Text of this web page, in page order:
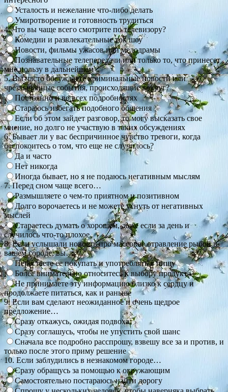
Усталость и нежелание что-либо делать
Умиротворение и готовность трудиться
4. Что вы чаще всего смотрите по телевизору?
Комедии и развлекательные ток шоу
Новости, фильмы ужасов или мелодрамы
Познавательные телепередачи или только то, что принесет
мне пользу в дальнейшем
5. Вы часто обсуждаете криминальные новости или
чрезвычайные события, происходящие вокруг?
Постоянно и во всех подробностях
Стараюсь избегать подобного общения
Если об этом зайдет разговор, то могу высказать свое
мнение, но долго не участвую в таких обсуждениях
6. Бывает ли у вас беспричинное чувство тревоги, когда
беспокоитесь о том, что еще не случилось?
Да и часто
Нет никогда
Иногда бывает, но я не подаюсь негативным мыслям
7. Перед сном чаще всего…
Размышляете о чем-то приятном и позитивном
Долго ворочаетесь и не можете уснуть от негативных
мыслей
Стараетесь думать о хорошем, даже если за день и
случилось что-то плохое
8. Если услышали новость про массовое отравление рыбой в
вашем городе, вы…
Перестаете ее покупать и употреблять в пищу
Более внимательно относитесь к выбору продукта
Не принимаете эту информацию близко к сердцу и
продолжаете питаться, как и раньше
9. Если вам сделают неожиданное и очень щедрое
предложение…
Сразу откажусь, ожидая подвоха
Сразу соглашусь, чтобы не упустить свой шанс
Сначала все подробно расспрошу, взвешу все за и против, и
только после этого приму решение
10. Если заблудились в незнакомом городе…
Сразу обращусь за помощью к окружающим
Самостоятельно постараюсь найти дорогу